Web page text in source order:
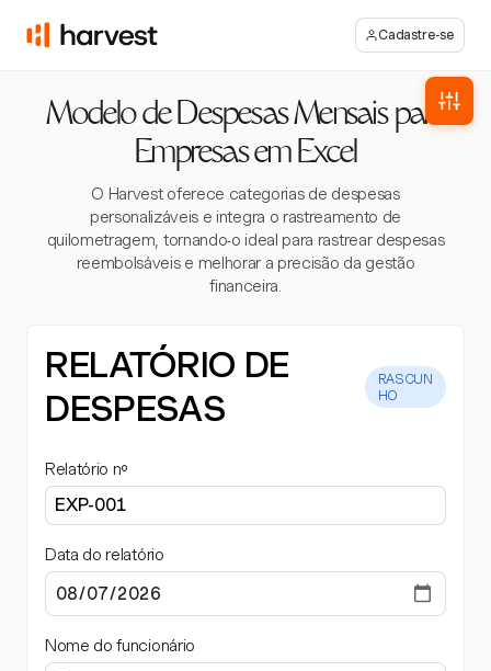
Cadastre-se
Modelo de Despesas Mensais para
Empresas em Excel
O Harvest oferece categorias de despesas
personalizáveis e integra o rastreamento de
quilometragem, tornando-o ideal para rastrear despesas
reembolsáveis e melhorar a precisão da gestão
financeira.
RELATÓRIO DE
DESPESAS
RASCUN
HO
Relatório nº
Data do relatório
Nome do funcionário